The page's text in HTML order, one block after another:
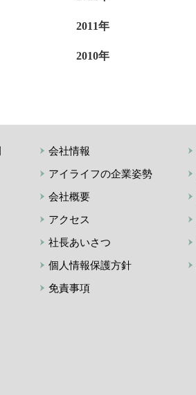
2011年
2010年
会社情報
アイライフの企業姿勢
会社概要
アクセス
社長あいさつ
個人情報保護方針
免責事項